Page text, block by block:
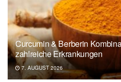
Curcumin & Berberin
zahlreiche Erkrankungen
7. AUGUST 2026